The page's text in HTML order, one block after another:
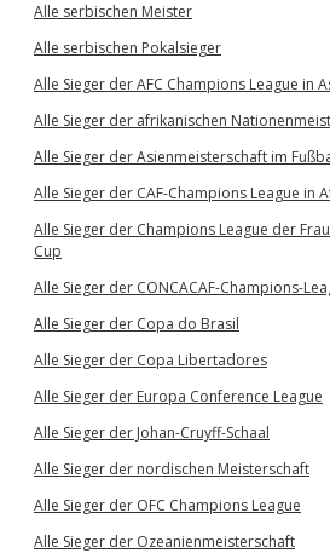
Alle serbischen Meister
Alle serbischen Pokalsieger
Alle Sieger der AFC Champions League in
Alle Sieger der afrikanischen
Alle Sieger der Asienmeisterschaft im
Alle Sieger der CAF-Champions League in
Alle Sieger der Champions League der
Cup
Alle Sieger der CONCACAF-Champions-
Alle Sieger der Copa do Brasil
Alle Sieger der Copa Libertadores
Alle Sieger der Europa Conference League
Alle Sieger der Johan-Cruyff-Schaal
Alle Sieger der nordischen Meisterschaft
Alle Sieger der OFC Champions League
Alle Sieger der Ozeanienmeisterschaft